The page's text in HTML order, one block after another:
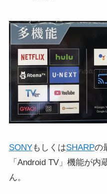
SONYもしくはSHARPの
「Android TV」機能が
ん。